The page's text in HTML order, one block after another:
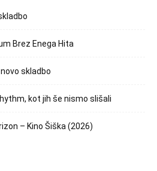
Brez Enega Hita
skladbo
kot jih še nismo slišali
– Kino Šiška (2026)